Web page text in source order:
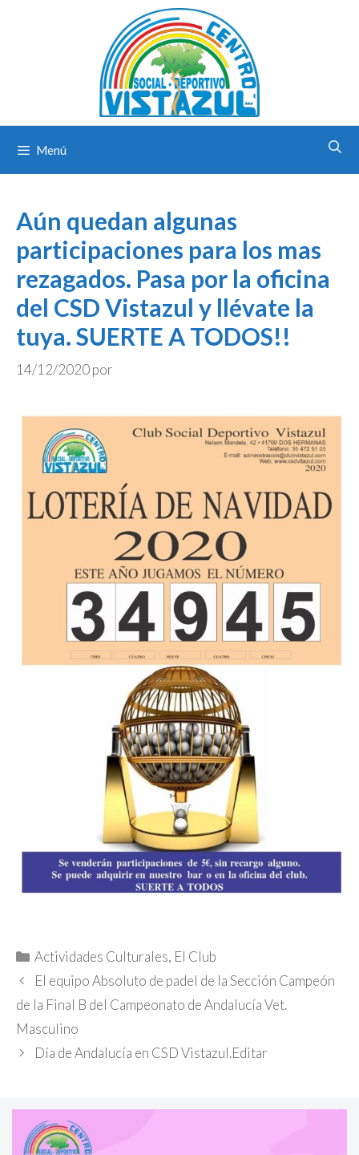
Menú
Aún quedan algunas
participaciones para los mas
rezagados. Pasa por la oficina
del CSD Vistazul y llévate la
tuya. SUERTE A TODOS!!
14/12/2020por
Categorías
Actividades Culturales, El Club
El equipo Absoluto de padel de la Sección Campeón
de la Final B del Campeonato de Andalucía Vet.
Masculino
Día de Andalucía en CSD Vistazul.Editar